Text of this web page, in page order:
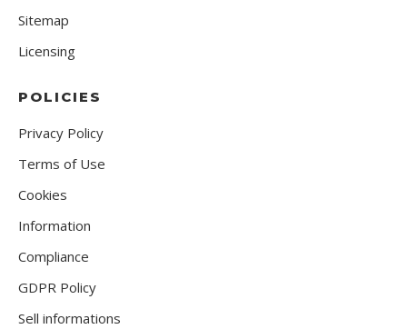
Sitemap
Licensing
POLICIES
Privacy Policy
Terms of Use
Cookies
Information
Compliance
GDPR Policy
Sell informations